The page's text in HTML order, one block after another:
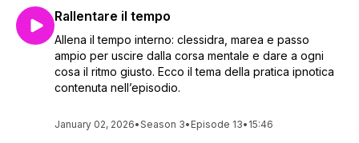
Rallentare il tempo
Allena il tempo interno: clessidra, marea e passo
ampio per uscire dalla corsa mentale e dare a ogni
cosa il ritmo giusto. Ecco il tema della pratica ipnotica
contenuta nell’episodio.
January 02, 2026•Season 3• Episode 13• 15:46